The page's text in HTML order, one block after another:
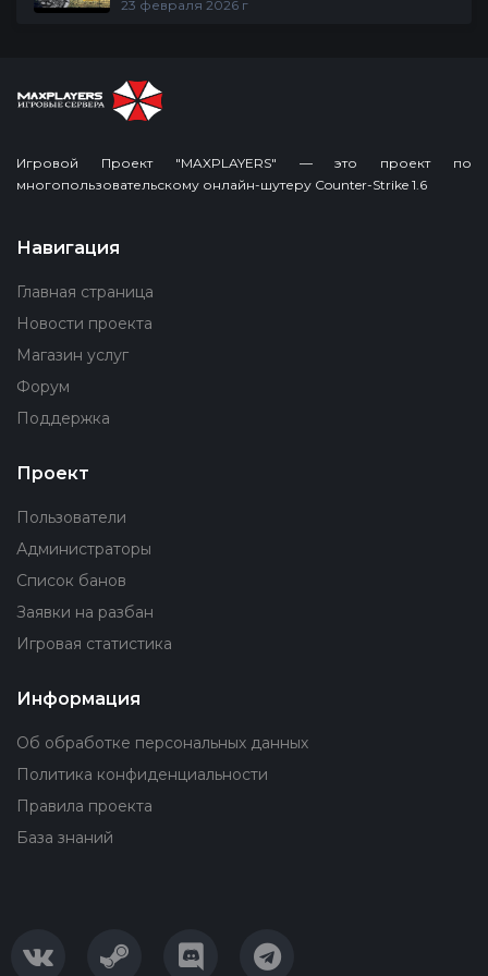
23 февраля 2026 г
Игровой Проект "MAXPLAYERS" — это проект по
многопользовательскому онлайн-шутеру Counter-Strike 1.6
Навигация
Главная страница
Новости проекта
Магазин услуг
Форум
Поддержка
Проект
Пользователи
Администраторы
Список банов
Заявки на разбан
Игровая статистика
Информация
Об обработке персональных данных
Политика конфиденциальности
Правила проекта
База знаний